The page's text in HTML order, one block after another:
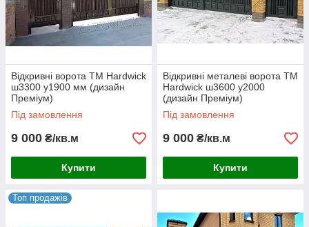
фурнітура виконані з надійних
матеріалів і призначені для
інтенсивної експлуатації.
Розпашні ворота довговічні,
різних пошкоджень.
Стильна і зручна конструкція
розпашних воріт Hardwick: від
Відкривні ворота TM Hardwick
ш3300 у1900 мм (дизайн
Преміум)
Під замовлення
9 000 ₴/кв.м
Купити
Відкривні металеві ворота TM
Hardwick ш3600 у2000
(дизайн Преміум)
Під замовлення
9 000 ₴/кв.м
Купити
Топ продажів